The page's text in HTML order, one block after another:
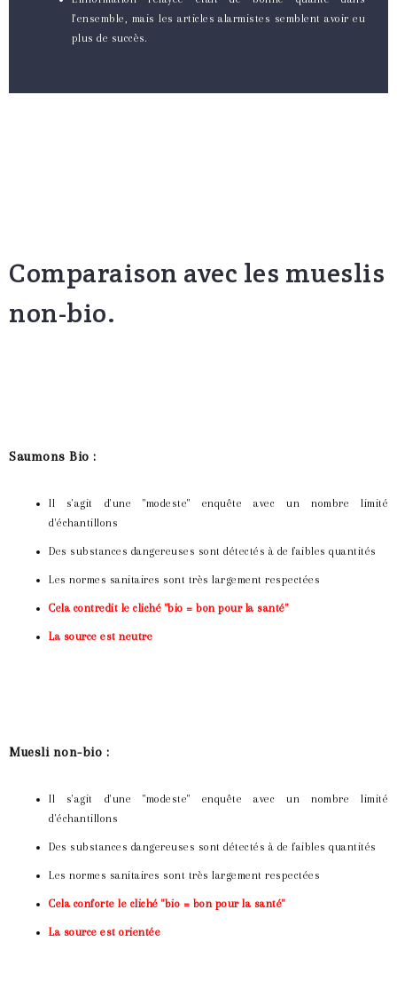
l'ensemble, mais les articles alarmistes semblent avoir eu
plus de succès.
Comparaison avec les mueslis
non-bio.
Saumons Bio :
Il s'agit d'une "modeste" enquête avec un nombre limité
d'échantillons
Des substances dangereuses sont détectés à de faibles quantités
Les normes sanitaires sont très largement respectées
Cela contredit le cliché "bio = bon pour la santé"
La source est neutre
Muesli non-bio :
Il s'agit d'une "modeste" enquête avec un nombre limité
d'échantillons
Des substances dangereuses sont détectés à de faibles quantités
Les normes sanitaires sont très largement respectées
Cela conforte le cliché "bio = bon pour la santé"
La source est orientée